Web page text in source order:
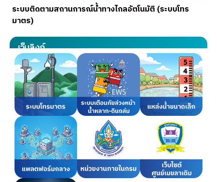
ระบบติดตามสถานการณ์น้ำทางไกลอัตโนมัติ (ระบบโทร
มาตร)
เว็บลิงก์